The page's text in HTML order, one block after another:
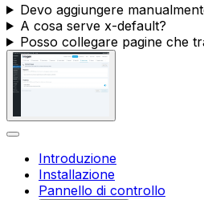
Devo aggiungere
A cosa serve x-default?
Posso collegare pagine che
Introduzione
Installazione
Pannello di controllo